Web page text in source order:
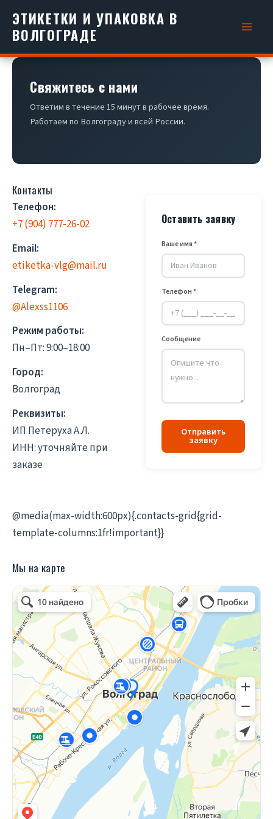
содержимому
ЭТИКЕТКИ И УПАКОВКА В
ВОЛГОГРАДЕ
Свяжитесь с нами
Ответим в течение 15 минут в рабочее время.
Работаем по Волгограду и всей России.
Контакты
Телефон:
+7 (904) 777-26-02
Email:
etiketka-vlg@mail.ru
Telegram:
@Alexss1106
Режим работы:
Пн–Пт: 9:00–18:00
Город:
Волгоград
Реквизиты:
ИП Петеруха А.Л.
ИНН: уточняйте при
заказе
Оставить заявку
Ваше имя *
Телефон *
Сообщение
Отправить
заявку
@media(max-width:600px){.contacts-grid{grid-
template-columns:1fr!important}}
Мы на карте